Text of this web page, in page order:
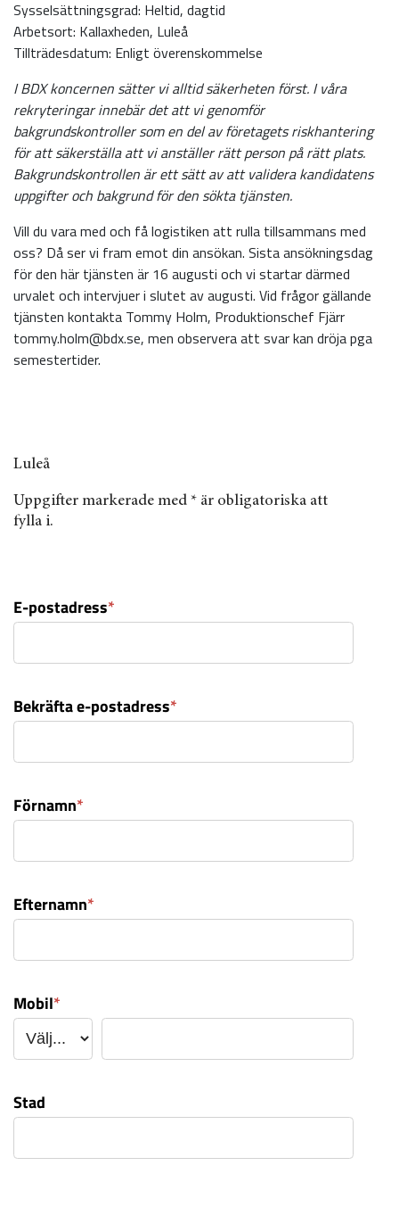
Sysselsättningsgrad: Heltid, dagtid
Arbetsort: Kallaxheden, Luleå
Tillträdesdatum: Enligt överenskommelse
I BDX koncernen sätter vi alltid säkerheten först. I våra
rekryteringar innebär det att vi genomför
bakgrundskontroller som en del av företagets riskhantering
för att säkerställa att vi anställer rätt person på rätt plats.
Bakgrundskontrollen är ett sätt av att validera kandidatens
uppgifter och bakgrund för den sökta tjänsten.
Vill du vara med och få logistiken att rulla tillsammans med
oss? Då ser vi fram emot din ansökan. Sista ansökningsdag
för den här tjänsten är 16 augusti och vi startar därmed
urvalet och intervjuer i slutet av augusti. Vid frågor gällande
tjänsten kontakta Tommy Holm, Produktionschef Fjärr
tommy.holm@bdx.se, men observera att svar kan dröja pga
semestertider.